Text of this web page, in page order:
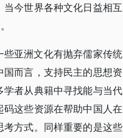
今世界各种文化日益相互
亚洲文化有抛弃儒家传统
而言，支持民主的思想资
者从典籍中寻找能与当代
这些资源在帮助中国人在
方式。同样重要的是这些